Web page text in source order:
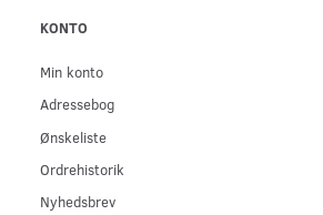
KONTO
Min konto
Adressebog
Ønskeliste
Ordrehistorik
Nyhedsbrev